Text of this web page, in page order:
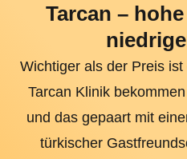
Tarcan –
Wichtiger als der Preis
Tarcan Klinik
und das gepaart mit
türkischer